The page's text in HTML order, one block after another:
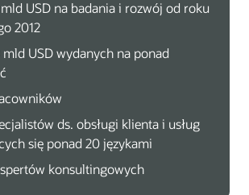
USD na badania i rozwój od roku
2012
mld USD wydanych na ponad
ds. obsługi klienta i usług
się ponad 20 językami
konsultingowych